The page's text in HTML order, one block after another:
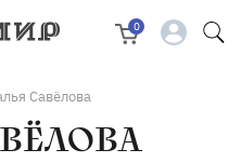
0
Савёлова